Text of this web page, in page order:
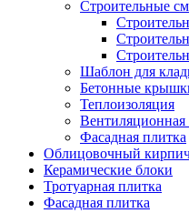
Строительные
Шаблон для
Бетонные
Теплоизоляция
Вентиляционная
Фасадная плитка
Облицовочный
Керамические блоки
Тротуарная плитка
Фасадная плитка